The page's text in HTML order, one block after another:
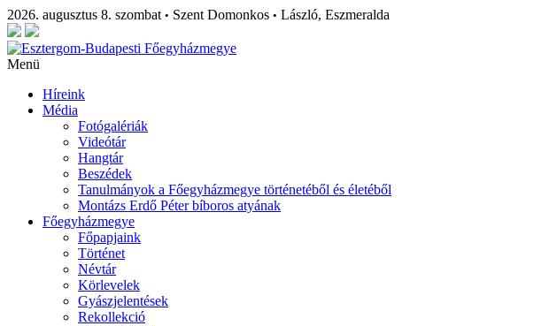
2026. augusztus 8. szombat • Szent Domonkos • László, Eszmeralda
Menü
Híreink
Média
Fotógalériák
Videótár
Hangtár
Beszédek
Tanulmányok a Főegyházmegye történetéből és életéből
Montázs Erdő Péter bíboros atyának
Főegyházmegye
Főpapjaink
Történet
Névtár
Körlevelek
Gyászjelentések
Rekollekció